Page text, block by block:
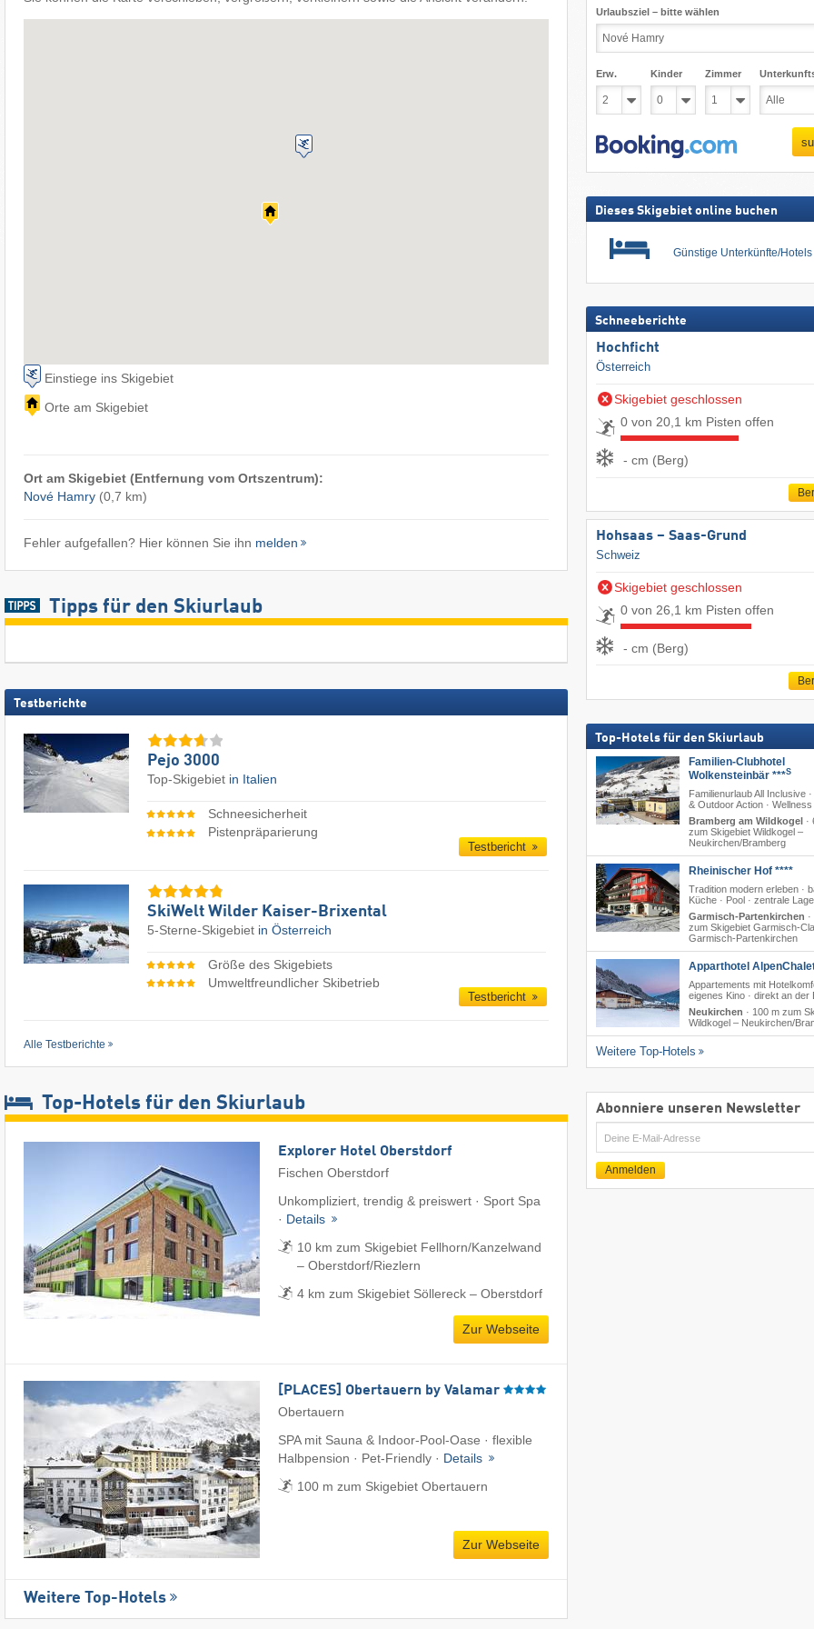
Einstiege ins Skigebiet
Orte am Skigebiet
Ort am Skigebiet (Entfernung vom Ortszentrum):
Nové Hamry(0,7 km)
Fehler aufgefallen? Hier können Sie ihn melden
Tipps für den Skiurlaub
Testberichte
Pejo 3000
Top-Skigebiet in Italien
Schneesicherheit
Pistenpräparierung
Testbericht
SkiWelt Wilder Kaiser-Brixental
5-Sterne-Skigebiet in Österreich
Größe des Skigebiets
Umweltfreundlicher Skibetrieb
Testbericht
Alle Testberichte
Top-Hotels für den Skiurlaub
Explorer Hotel Oberstdorf
Fischen Oberstdorf
Unkompliziert, trendig & preiswert · Sport Spa
· Details
10 km zum Skigebiet Fellhorn/​Kanzelwand
– Oberstdorf/​Riezlern
4 km zum Skigebiet Söllereck – Oberstdorf
Zur Webseite
[PLACES] Obertauern by Valamar
Obertauern
SPA mit Sauna & Indoor-Pool-Oase · flexible
Halbpension · Pet-Friendly · Details
100 m zum Skigebiet Obertauern
Zur Webseite
Weitere Top-Hotels
Urlaubsziel – bitte wählen
Erw. Kinder Zimmer
Dieses Skigebiet online buchen
Günstige Unterkünfte/Hotels
Schneeberichte
Hochficht
Österreich
Skigebiet geschlossen
0 von 20,1 km Pisten offen
- cm (Berg)
Hohsaas – Saas-Grund
Schweiz
Skigebiet geschlossen
0 von 26,1 km Pisten offen
- cm (Berg)
Top-Hotels für den Skiurlaub
Familien-Clubhotel
Wolkensteinbär ***S
Familienurlaub All Inclusive
& Outdoor Action · Wellness
Bramberg am Wildkogel·
zum Skigebiet Wildkogel –
Neukirchen/​Bramberg
Rheinischer Hof ****
Tradition modern erleben ·
Küche · Pool · zentrale Lage
Garmisch-Partenkirchen ·
zum Skigebiet Garmisch-
Garmisch-Partenkirchen
Apparthotel
Appartements mit
eigenes Kino · direkt an der
Neukirchen · 100 m zum
Wildkogel – Neukirchen/​
Weitere Top-Hotels
Abonniere unseren Newsletter
E-
Mail
Anmelden